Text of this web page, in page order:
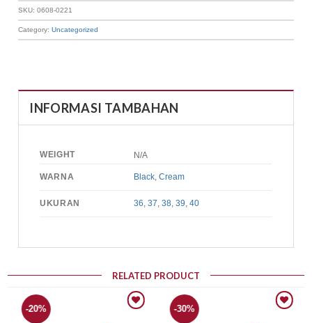
SKU:0608-0221
Category:Uncategorized
INFORMASI TAMBAHAN
WEIGHT N/A
WARNA Black ,Cream
UKURAN 36 ,37 ,38 ,39 ,40
RELATED PRODUCT
-20% -30%